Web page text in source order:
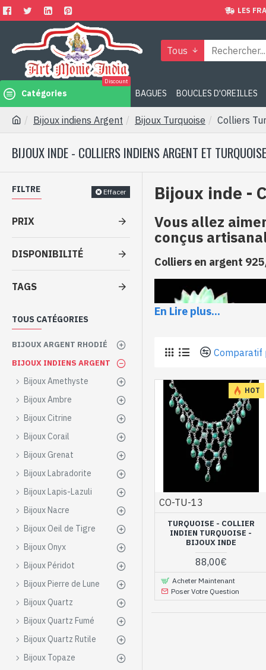
LES
Tous
Catégories
Discount
BAGUES BOUCLES D'OREILLES
Bijoux indiens Argent Bijoux Turquoise Colliers
BIJOUX INDE - COLLIERS INDIENS ARGENT ET
FILTRE Effacer
PRIX
TAGS
DISPONIBILITÉ
TOUS CATÉGORIES
BIJOUX ARGENT RHODIÉ
BIJOUX INDIENS ARGENT
Bijoux Amethyste
Bijoux Ambre
Bijoux Citrine
Bijoux Corail
Bijoux Grenat
Bijoux Labradorite
Bijoux Lapis-Lazuli
Bijoux Nacre
Bijoux Oeil de Tigre
Bijoux Onyx
Bijoux Péridot
Bijoux Pierre de Lune
Bijoux Quartz
Bijoux Quartz Fumé
Bijoux Quartz Rutile
Bijoux Topaze
Bijoux inde -
Vous allez
conçus
Colliers en argent
La boutique Art Monie
cou qui vous raviront,
Appréciée par les
turquoise est une pierre
apaisante...
Porter un
La Turquoise est une
pierre sacrée. Ils
Aujourd’hui, on retrouve le
d’un pendentif…, il y en a
En Lire plus...
Comparatif
HOT
CO-TU-13
TURQUOISE - COLLIER
INDIEN TURQUOISE -
BIJOUX INDE
88,00€
Acheter Maintenant
Poser Votre Question